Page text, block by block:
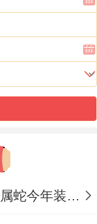
）-吉神
开市交易
标记事业门
聚宝盆） 属蛇人2026年12月装修吉日 属蛇今年装修吉日